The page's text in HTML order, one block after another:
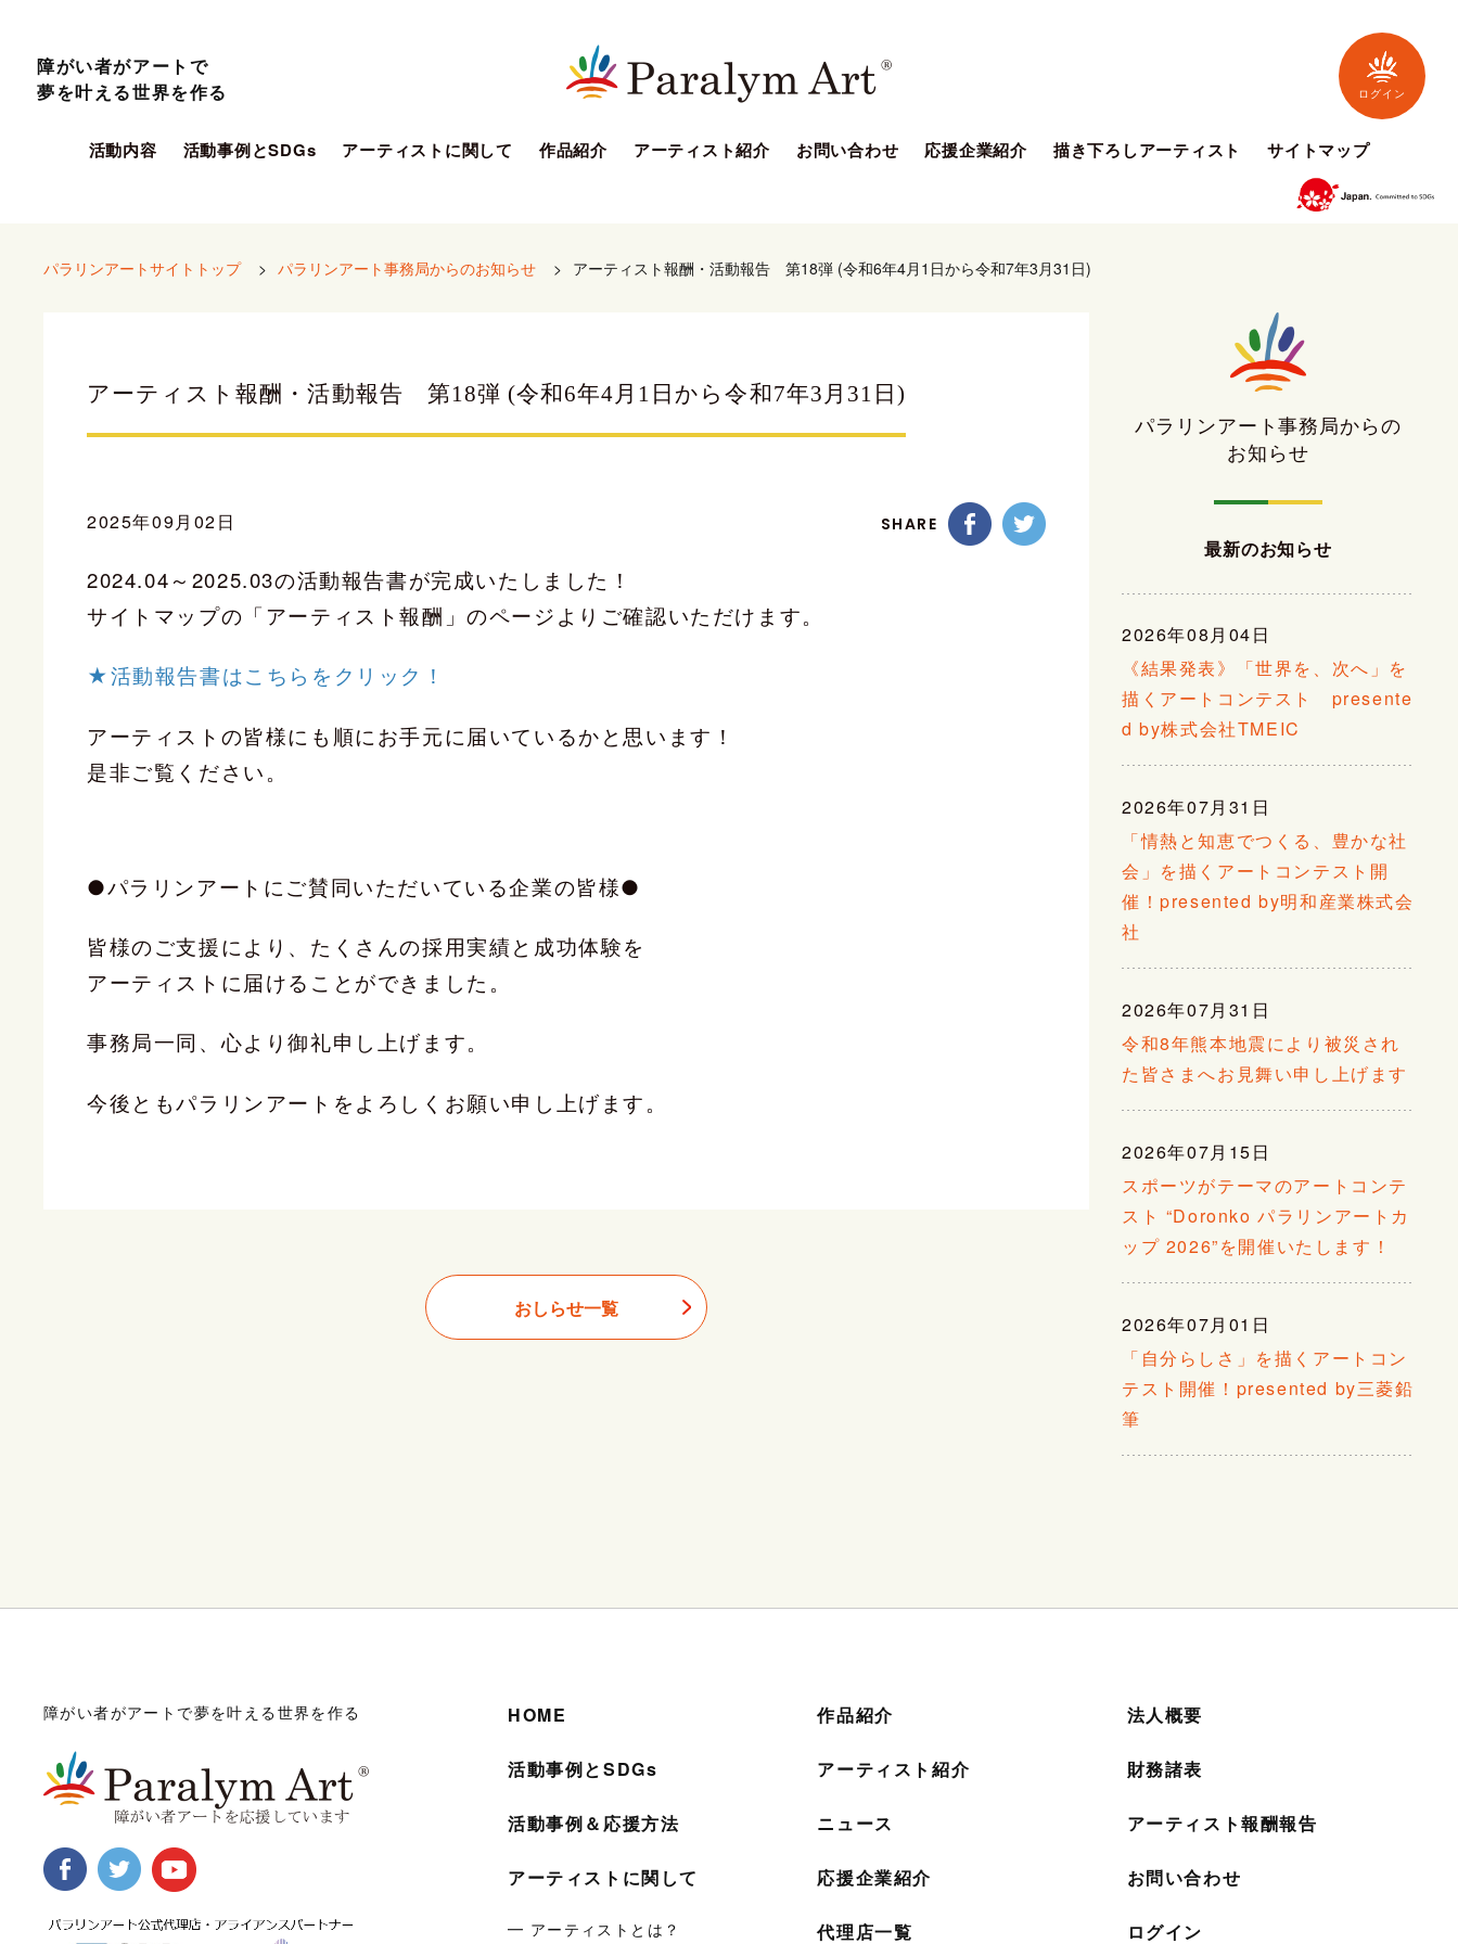
活動内容 活動事例とSDGs アーティストに関して 作品紹介 アーティスト紹介 お問い合わせ 応援企業紹介 描き下ろしアーティスト サイトマップ
障がい者がアートで
夢を叶える世界を作る
ログイン
パラリンアートサイトトップ > パラリンアート事務局からのお知らせ > アーティスト報酬・活動報告 第18弾 (令和6年4月1日から令和7年3月31日)
アーティスト報酬・活動報告 第18弾 (令和6年4月1日から令和7年3月31日)
2025年09月02日 SHARE
2024.04～2025.03の活動報告書が完成いたしました！
サイトマップの「アーティスト報酬」のページよりご確認いただけます。
★活動報告書はこちらをクリック！
アーティストの皆様にも順にお手元に届いているかと思います！
是非ご覧ください。
●パラリンアートにご賛同いただいている企業の皆様●
皆様のご支援により、たくさんの採用実績と成功体験を
アーティストに届けることができました。
事務局一同、心より御礼申し上げます。
今後ともパラリンアートをよろしくお願い申し上げます。
おしらせ一覧
パラリンアート事務局からの
お知らせ
最新のお知らせ
2026年08月04日
《結果発表》「世界を、次へ」を
描くアートコンテスト presente
d by株式会社TMEIC
2026年07月31日
「情熱と知恵でつくる、豊かな社
会」を描くアートコンテスト開
催！presented by明和産業株式会
社
2026年07月31日
令和8年熊本地震により被災され
た皆さまへお見舞い申し上げます
2026年07月15日
スポーツがテーマのアートコンテ
スト “Doronko パラリンアートカ
ップ 2026”を開催いたします！
2026年07月01日
「自分らしさ」を描くアートコン
テスト開催！presented by三菱鉛
筆
障がい者がアートで夢を叶える世界を作る HOME
活動事例とSDGs
活動事例＆応援方法
アーティストに関して
━ アーティストとは？
作品紹介
アーティスト紹介
ニュース
応援企業紹介
代理店一覧
法人概要
財務諸表
アーティスト報酬報告
お問い合わせ
ログイン